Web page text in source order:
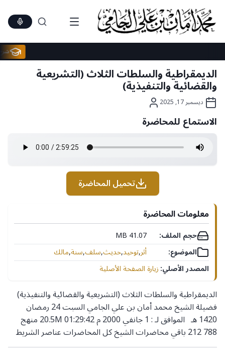
Skip
content
الديمقراطية والسلطات الثلاث (التشريعية
والقضائية والتنفيذية)
ديسمبر 17, 2025
الاستماع للمحاضرة
تحميل المحاضرة
معلومات المحاضرة
حجم الملف:
41.07 MB
الموضوع:
أثر,توحيد,حديث,سلف,سنة,مالك
المصدر الأصلي:زيارة الصفحة الأصلية
الديمقراطية والسلطات الثلاث (التشريعية والقضائية والتنفيذية)
فضيلة الشيخ محمد أمان بن علي الجامي السبت 24 رمضان
1420 هـ الموافق لـ : 1 جانفي 2000 م 20.5M 01:29:42 منهج
788 212 باقي محاضرات الشيخ كل المحاضرات عناصر الشريط